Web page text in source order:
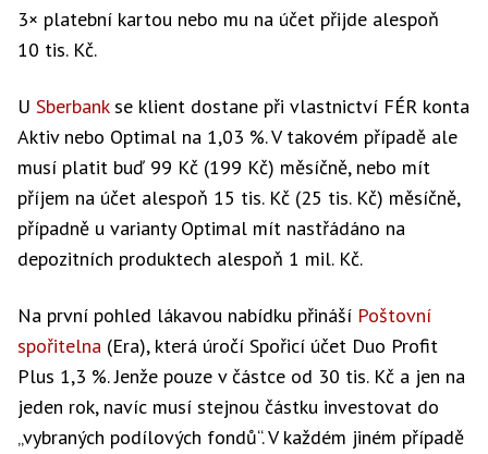
3× platební kartou nebo mu na účet přijde alespoň
10 tis. Kč.
U Sberbankse klient dostane při vlastnictví FÉR konta
Aktiv nebo Optimal na 1,03 %. V takovém případě ale
musí platit buď 99 Kč (199 Kč) měsíčně, nebo mít
příjem na účet alespoň 15 tis. Kč (25 tis. Kč) měsíčně,
případně u varianty Optimal mít nastřádáno na
depozitních produktech alespoň 1 mil. Kč.
Na první pohled lákavou nabídku přináší Poštovní
spořitelna (Era), která úročí Spořicí účet Duo Profit
Plus 1,3 %. Jenže pouze v částce od 30 tis. Kč a jen na
jeden rok, navíc musí stejnou částku investovat do
„vybraných podílových fondů“. V každém jiném případě